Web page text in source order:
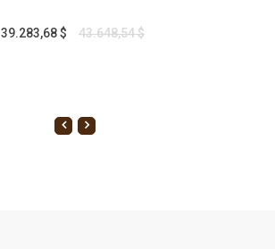
39.283,68 $ 43.648,54 $